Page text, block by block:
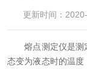
更新时间：
熔点测定仪是测定
态变为液态时的温